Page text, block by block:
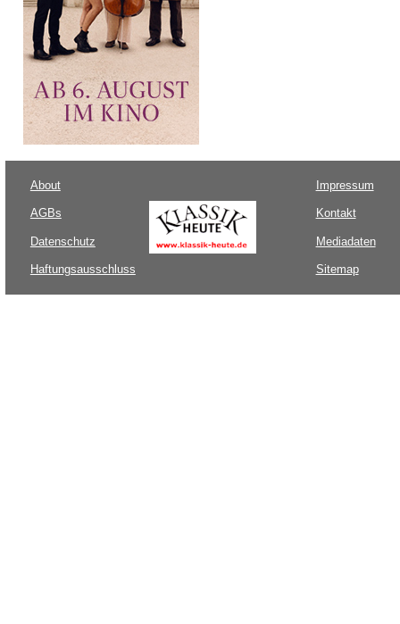
About
AGBs
Datenschutz
Haftungsausschluss
Impressum
Kontakt
Mediadaten
Sitemap